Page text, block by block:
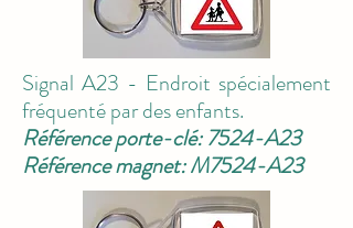
Signal A23 - Endroit spécialement
fréquenté par des enfants.
Référence porte-clé: 7524-A23
Référence magnet: M7524-A23